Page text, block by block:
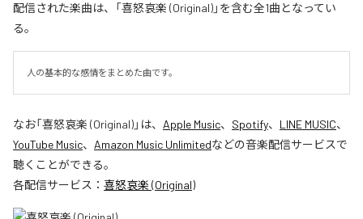
配信された楽曲は、「喜怒哀楽 (Original)」を含む全1曲となってい
る。
人の基本的な感情をまとめた曲です。
なお「喜怒哀楽 (Original)」は、 Apple Music、 Spotify、 LINE MUSIC、
YouTube Music、 Amazon Music Unlimitedなどの音楽配信サービスで
聴くことができる。
各配信サービス： 喜怒哀楽 (Original)